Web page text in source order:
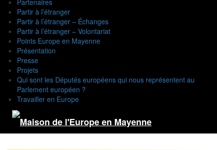
Partenaires
Partir à l’étranger
Partir à l’étranger – Échanges
Partir à l’étranger – Volontariat
Points Europe en Mayenne
Présentation
Presse
Projets
Qui sont les Députés européens qui nous représentent au
Parlement européen ?
Travailler en Europe